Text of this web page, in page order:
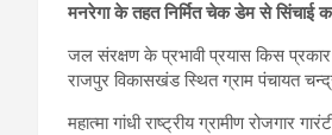
मनरेगा के तहत निर्मित चेक डेम से सिंचाई
जल संरक्षण के प्रभावी प्रयास किस
राजपुर विकासखंड स्थित ग्राम पंचायत
महात्मा गांधी राष्ट्रीय ग्रामीण रोजगार